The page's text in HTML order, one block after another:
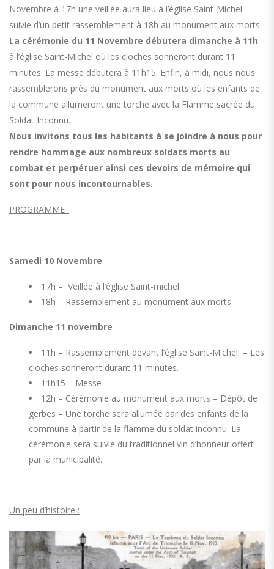
Novembre à 17h une veillée aura lieu à l’église Saint-Michel
suivie d’un petit rassemblement à 18h au monument aux morts.
La cérémonie du 11 Novembre débutera dimanche à 11h
à l’église Saint-Michel où les cloches sonneront durant 11
minutes. La messe débutera à 11h15. Enfin, à midi, nous nous
rassemblerons près du monument aux morts où les enfants de
la commune allumeront une torche avec la Flamme sacrée du
Soldat Inconnu.
Nous invitons tous les habitants à se joindre à nous pour
rendre hommage aux nombreux soldats morts au
combat et perpétuer ainsi ces devoirs de mémoire qui
sont pour nous incontournables.
PROGRAMME :
Samedi 10 Novembre
17h – Veillée à l’église Saint-michel
18h – Rassemblement au monument aux morts
Dimanche 11 novembre
11h – Rassemblement devant l’église Saint-Michel – Les
cloches sonneront durant 11 minutes.
11h15 – Messe
12h – Cérémonie au monument aux morts – Dépôt de
gerbes – Une torche sera allumée par des enfants de la
commune à partir de la flamme du soldat inconnu. La
cérémonie sera suivie du traditionnel vin d’honneur offert
par la municipalité.
Un peu d’histoire :